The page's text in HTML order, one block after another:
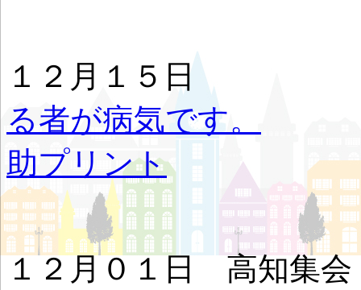
１２月１５
る者が病気です。
助プリント
１２月０１日 高